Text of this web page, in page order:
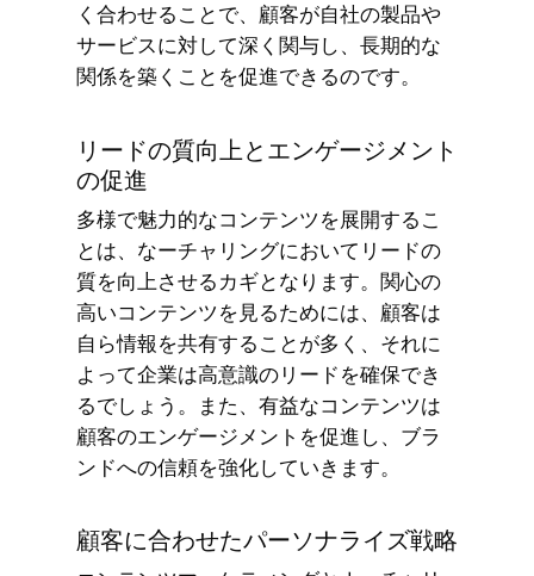
く合わせることで、顧客が自社の製品や
サービスに対して深く関与し、長期的な
関係を築くことを促進できるのです。
リードの質向上とエンゲージメント
の促進
多様で魅力的なコンテンツを展開するこ
とは、なーチャリングにおいてリードの
質を向上させるカギとなります。関心の
高いコンテンツを見るためには、顧客は
自ら情報を共有することが多く、それに
よって企業は高意識のリードを確保でき
るでしょう。また、有益なコンテンツは
顧客のエンゲージメントを促進し、ブラ
ンドへの信頼を強化していきます。
顧客に合わせたパーソナライズ戦略